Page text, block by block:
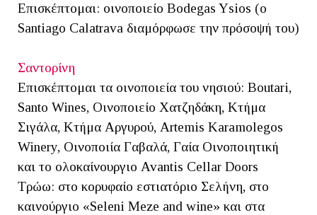
Επισκέπτομαι: οινοποιείο Bodegas Ysios (ο
Santiago Calatrava διαμόρφωσε την πρόσοψή του)
Σαντορίνη
Επισκέπτομαι τα οινοποιεία του νησιού: Boutari,
Santo Wines, Οινοποιείο Χατζηδάκη, Κτήμα
Σιγάλα, Κτήμα Αργυρού, Artemis Karamolegos
Winery, Οινοποιία Γαβαλά, Γαία Οινοποιητική
και το ολοκαίνουργιο Avantis Cellar Doors
Τρώω: στο κορυφαίο εστιατόριο Σελήνη, στο
καινούργιο «Seleni Meze and wine» και στα